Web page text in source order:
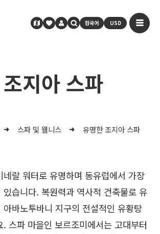
한국어 USD
지아 스파
스파 및 웰니스 유명한 조지아 스파
네랄 워터로 유명하며 동유럽에서 가장
있습니다. 복원력과 역사적 건축물로 유
아바노투바니 지구의 전설적인 유황탕
스파 마을인 보르조미에서는 고대부터